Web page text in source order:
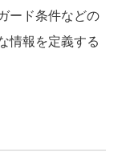
ード条件などの
情報を定義する